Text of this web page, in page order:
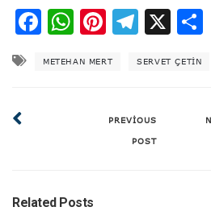
Facebook
WhatsApp
Pinterest
X
METEHAN MERT SERVET ÇETIN
PREVIOUS
POST
Related Posts